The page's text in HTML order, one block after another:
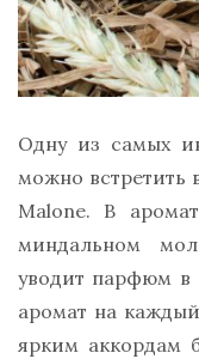
Одну из самых
можно встретить
Malone. В
миндальном
уводит парфюм в
аромат на
ярким аккордам